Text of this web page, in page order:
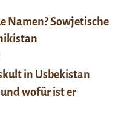
Namen? Sowjetische
in Usbekistan
wofür ist er